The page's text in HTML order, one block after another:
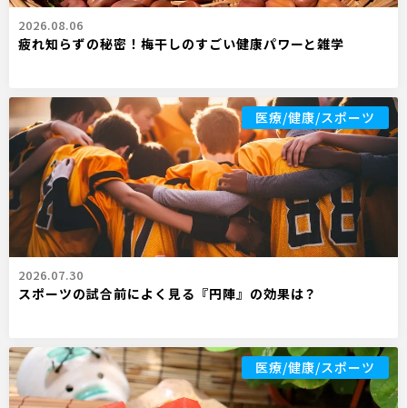
2026.08.06
疲れ知らずの秘密！梅干しのすごい健康パワーと雑学
医療/健康/スポーツ
2026.07.30
スポーツの試合前によく見る『円陣』の効果は？
医療/健康/スポーツ